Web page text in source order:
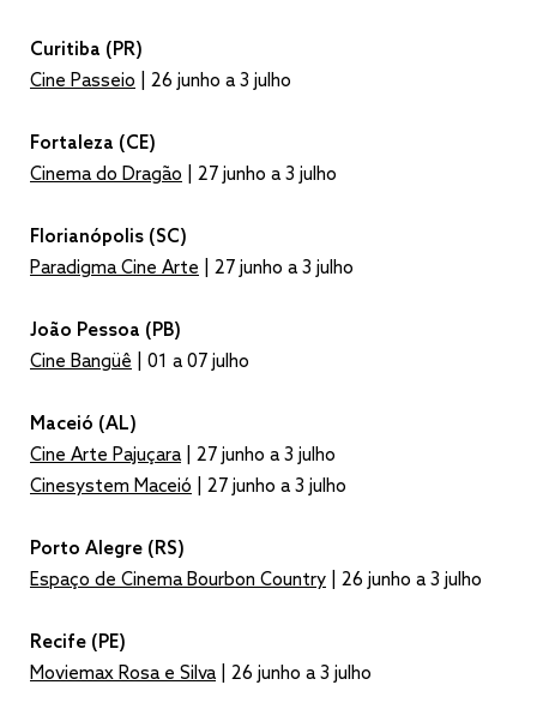
Curitiba (PR)
Cine Passeio | 26 junho a 3 julho
Fortaleza (CE)
Cinema do Dragão | 27 junho a 3 julho
Florianópolis (SC)
Paradigma Cine Arte | 27 junho a 3 julho
João Pessoa (PB)
Cine Bangüê | 01 a 07 julho
Maceió (AL)
Cine Arte Pajuçara | 27 junho a 3 julho
Cinesystem Maceió | 27 junho a 3 julho
Porto Alegre (RS)
Espaço de Cinema Bourbon Country | 26 junho a 3 julho
Recife (PE)
Moviemax Rosa e Silva | 26 junho a 3 julho